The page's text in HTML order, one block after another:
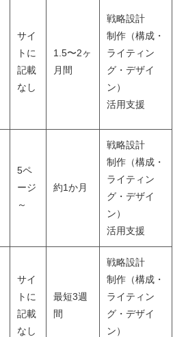
サイ
トに
記載
なし
1.5〜2ヶ
月間
戦略設計
制作（構成・
ライティン
グ・デザイ
ン）
活用支援
5ペ
ージ
～
約1か月
戦略設計
制作（構成・
ライティン
グ・デザイ
ン）
活用支援
サイ
トに
記載
なし
最短3週
間
戦略設計
制作（構成・
ライティン
グ・デザイ
ン）